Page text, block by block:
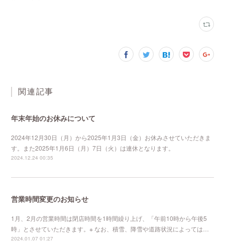
関連記事
年末年始のお休みについて
2024年12月30日（月）から2025年1月3日（金）お休みさせていただきま
す。また2025年1月6日（月）7日（火）は連休となります。
2024.12.24 00:35
営業時間変更のお知らせ
1月、2月の営業時間は閉店時間を1時間繰り上げ、「午前10時から午後5
時」とさせていただきます。※ なお、積雪、降雪や道路状況によっては…
2024.01.07 01:27